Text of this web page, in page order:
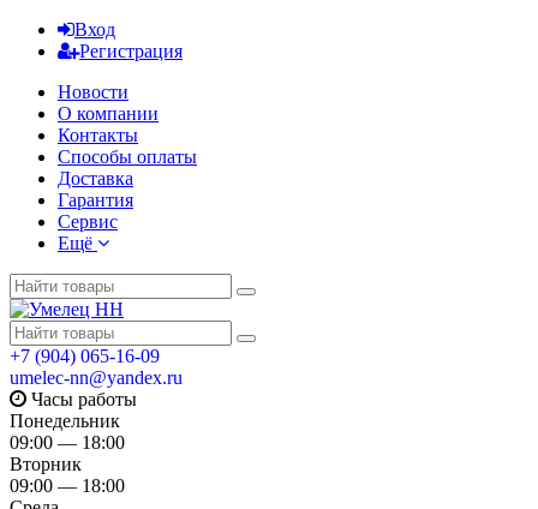
Вход
Регистрация
Новости
О компании
Контакты
Способы оплаты
Доставка
Гарантия
Сервис
Ещё
+7 (904) 065-16-09
umelec-nn@yandex.ru
Часы работы
Понедельник
09:00 — 18:00
Вторник
09:00 — 18:00